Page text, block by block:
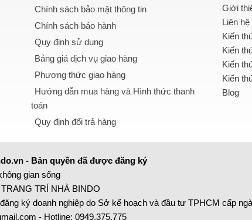
Chính sách bảo mật thông tin
Chính sách bảo hành
Quy định sử dụng
Bảng giá dịch vụ giao hàng
Phương thức giao hàng
Hướng dẫn mua hàng và Hình thức thanh
toán
Quy định đổi trả hàng
Giới
Liên
Kiến
Kiến
Kiến
Kiến
Blog
- Bản quyền đã được đăng ký
gian sống
TRÍ NHÀ BINDO
ký doanh nghiệp do Sở kế hoạch và đầu tư TPHCM cấp
- Hotline: 0949.375.775